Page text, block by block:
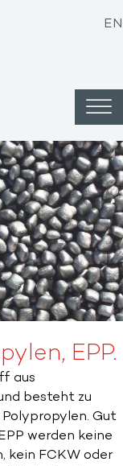
EN
EPP.
aus
besteht zu
Gut
werden keine
kein FCKW oder